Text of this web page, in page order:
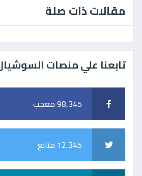
مقالات ذات صلة
تابعنا علي منصات
98,345 معجب
12,345 متابع